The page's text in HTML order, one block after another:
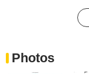
Photos